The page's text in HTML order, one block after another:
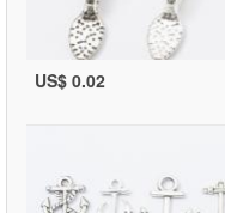
US$ 0.02